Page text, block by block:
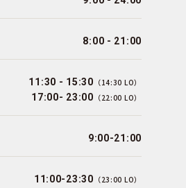
8:00 - 21:00
11:30 - 15:30 （14:30 LO）
17:00- 23:00 （22:00 LO）
9:00-21:00
11:00-23:30 （23:00 LO）